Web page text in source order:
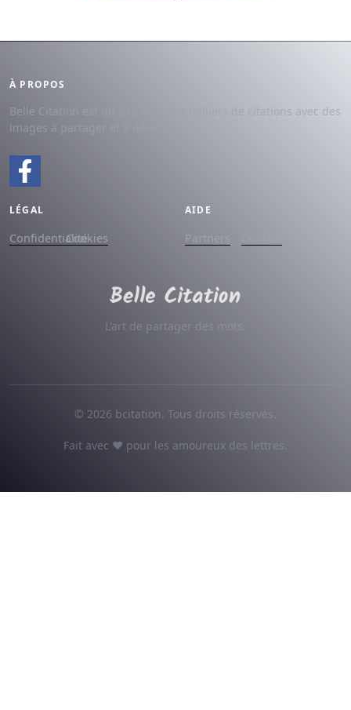
À PROPOS
Belle Citation est un site avec des milliers de citations avec des
images à partager et à dédier.
LÉGAL
ConfidentialitéCookies
AIDE
Partners
L'art de partager des mots.
© 2026 bcitation. Tous droits réservés.
Fait avec ♥ pour les amoureux des lettres.